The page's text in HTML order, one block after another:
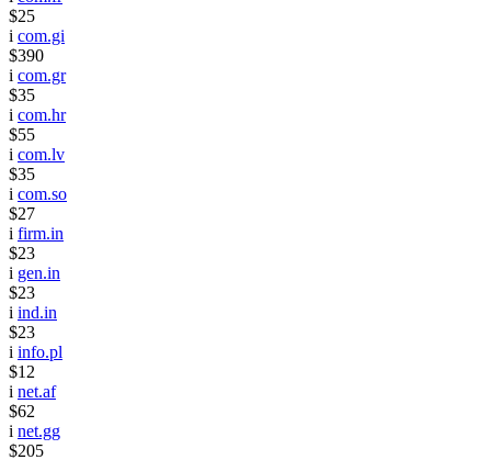
$25
i com.gi
$390
i com.gr
$35
i com.hr
$55
i com.lv
$35
i com.so
$27
i firm.in
$23
i gen.in
$23
i ind.in
$23
i info.pl
$12
i net.af
$62
i net.gg
$205